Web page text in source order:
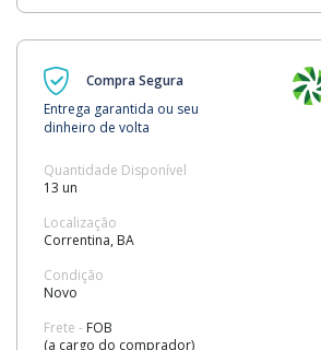
Compra Segura
Entrega garantida ou seu
dinheiro de volta
Quantidade Disponível
13 un
Localização
Correntina, BA
Condição
Novo
Frete - FOB
(a cargo do comprador)